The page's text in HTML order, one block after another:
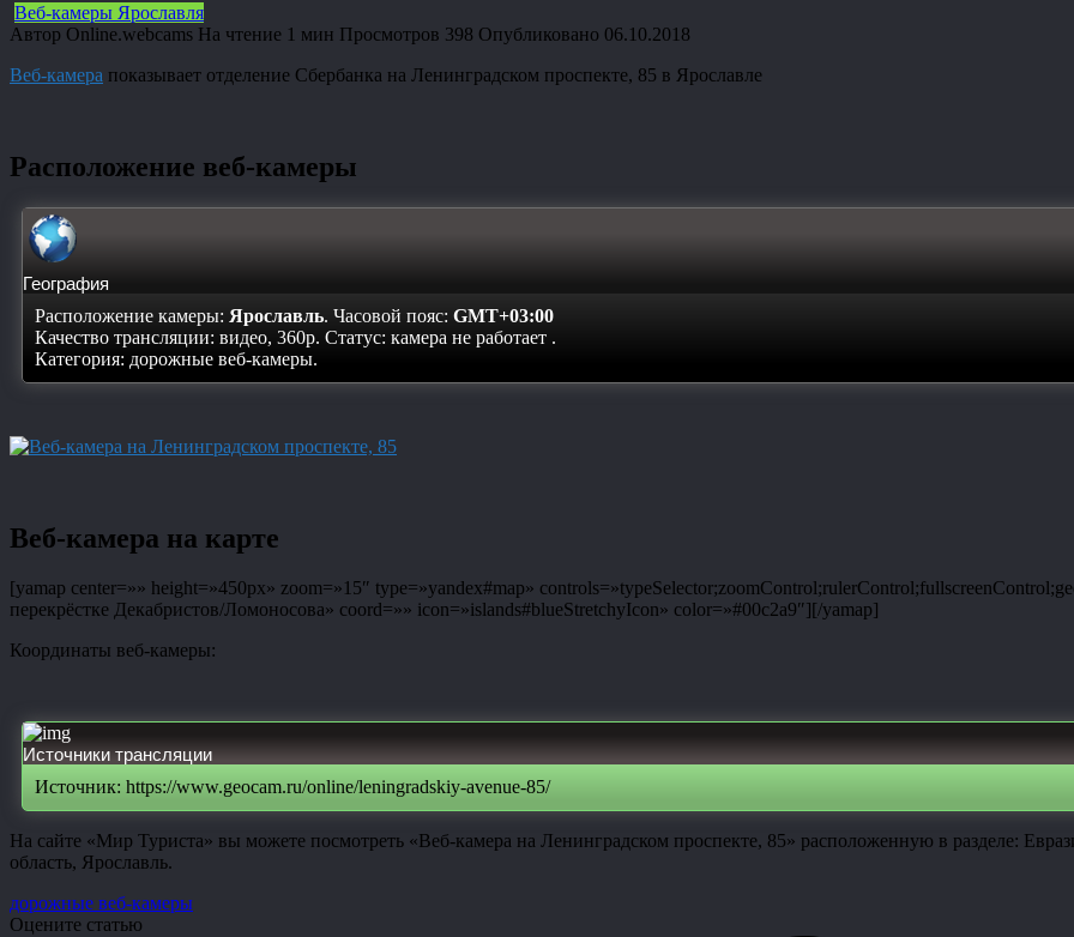
Веб-камеры Ярославля
Автор Online.webcams На чтение 1 мин Просмотров 398 Опубликовано 06.10.2018
Веб-камера показывает отделение Сбербанка на Ленинградском проспекте, 85 в Ярославле
Расположение веб-камеры
География
Расположение камеры: Ярославль. Часовой пояс: GMT+03:00
Качество трансляции: видео, 360p. Статус: камера не работает .
Категория: дорожные веб-камеры.
Веб-камера на карте
[yamap center=»» height=»450px» zoom=»15″ type=»yandex#map»
перекрёстке Декабристов/Ломоносова» coord=»» icon=»islands#blueStretchyIcon» color=»#00c2a9″][/yamap]
Координаты веб-камеры:
Источники трансляции
Источник: https://www.geocam.ru/online/leningradskiy-avenue-85/
На сайте «Мир Туриста» вы можете посмотреть «Веб-камера на Ленинградском проспекте, 85» расположенную в разделе:
область, Ярославль.
дорожные веб-камеры
Оцените статью